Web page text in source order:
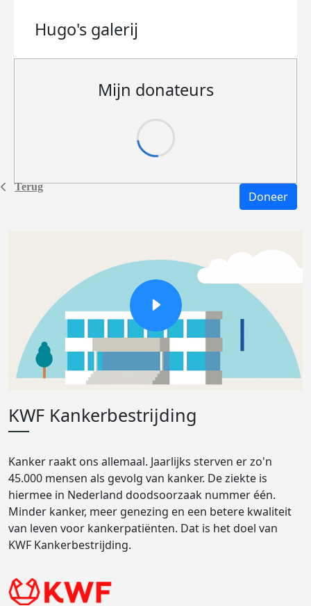
Terug
Hugo's galerij
Mijn donateurs
Doneer
KWF Kankerbestrijding
Kanker raakt ons allemaal. Jaarlijks sterven er zo'n
45.000 mensen als gevolg van kanker. De ziekte is
hiermee in Nederland doodsoorzaak nummer één.
Minder kanker, meer genezing en een betere kwaliteit
van leven voor kankerpatiënten. Dat is het doel van
KWF Kankerbestrijding.